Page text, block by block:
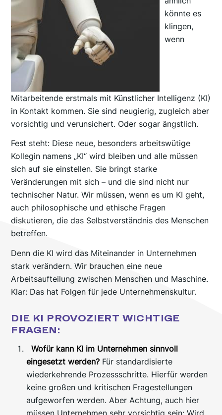
könnte es
klingen,
wenn
Mitarbeitende erstmals mit Künstlicher Intelligenz (KI)
in Kontakt kommen. Sie sind neugierig, zugleich aber
vorsichtig und verunsichert. Oder sogar ängstlich.
Fest steht: Diese neue, besonders arbeitswütige
Kollegin namens „KI“ wird bleiben und alle müssen
sich auf sie einstellen. Sie bringt starke
Veränderungen mit sich – und die sind nicht nur
technischer Natur. Wir müssen, wenn es um KI geht,
auch philosophische und ethische Fragen
diskutieren, die das Selbstverständnis des Menschen
betreffen.
Denn die KI wird das Miteinander in Unternehmen
stark verändern. Wir brauchen eine neue
Arbeitsaufteilung zwischen Menschen und Maschine.
Klar: Das hat Folgen für jede Unternehmenskultur.
DIE KI PROVOZIERT WICHTIGE
FRAGEN:
Wofür kann KI im Unternehmen sinnvoll
eingesetzt werden? Für standardisierte
wiederkehrende Prozessschritte. Hierfür werden
keine großen und kritischen Fragestellungen
aufgeworfen werden. Aber Achtung, auch hier